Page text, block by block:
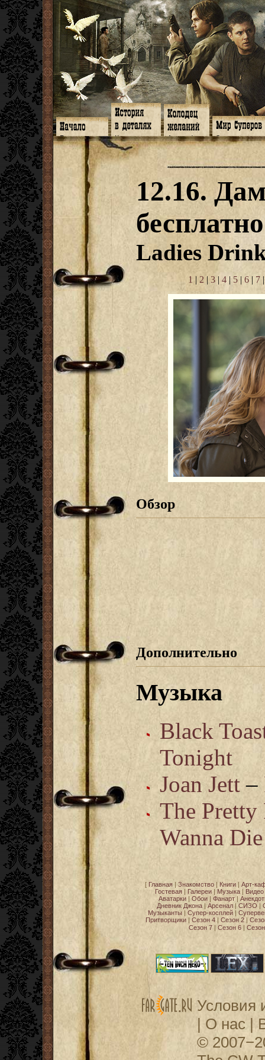
Главная
Программа
Форум
Facebook
Гостевая
Книги
Галереи
Музыка
Видео
Субтитры
Заметки
Мысли
Откровение
Арт-кафе
Игромания
Фанфики
Обои
Фанарт
Анекдоты
Передоз
Страшилки
Знакомство
Обитатели
Семейное
Дневник
Арсенал
СИЗО
Суперы от и
Дневник Джо
12.16.
бесплатно
Ladies
1 | 2 | 3 | 4 | 5 | 6 | 7
Обзор
Дополнительно
Музыка
Black
Tonight
Joan Jett–
The Pretty
Wanna Die
[ Главная| Знакомство| Книги| Арт-
Гостевая | Галереи | Музыка | Видео
Аватарки | Обои | Фанарт |
Дневник Джона| Арсенал| СИЗО |
Музыканты | Супер-косплей |
Притворщики | Сезон 4 | Сезон 2 |
Сезон 7| Сезон 6|
Условия
| О нас |
©